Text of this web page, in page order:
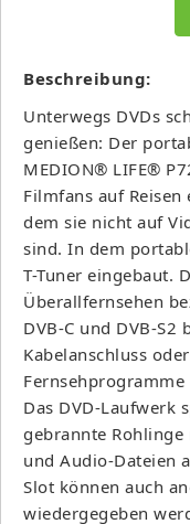
Beschreibung:
Unterwegs DVDs
genießen: Der
MEDION® LIFE®
Filmfans auf
dem sie nicht auf
sind. In dem
T-Tuner eingebaut.
Überallfernsehen
DVB-C und DVB-S2
Kabelanschluss
Das DVD-Laufwerk
gebrannte
und Audio-Dateien
Slot können auch
wiedergegeben